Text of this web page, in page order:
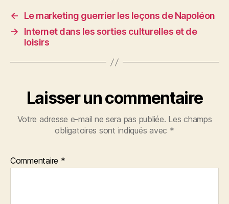
←
Le marketing guerrier les leçons de Napoléon
→
Internet dans les sorties culturelles et de
loisirs
Laisser un commentaire
Votre adresse e-mail ne sera pas publiée. Les champs
obligatoires sont indiqués avec *
Commentaire *